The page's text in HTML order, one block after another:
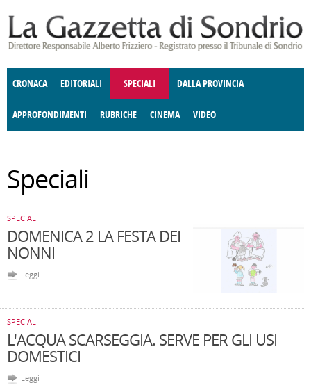
CRONACA EDITORIALI SPECIALI DALLA PROVINCIA
APPROFONDIMENTI
E SPETTACOLI POLITICA
RUBRICHE
DELLE IDEE FATTI DELLO SPIRITO
CINEMA VIDEO
Speciali
SPECIALI
DOMENICA 2 LA FESTA DEI
NONNI
Leggi
SPECIALI
L'ACQUA SCARSEGGIA. SERVE PER GLI USI
DOMESTICI
Leggi